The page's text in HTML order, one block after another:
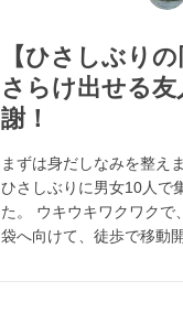
【ひさしぶり
さらけ出せる
謝！
まずは身だしなみを整え
ひさしぶりに男女10人で
た。 ウキウキワクワクで
袋へ向けて、徒歩で移動